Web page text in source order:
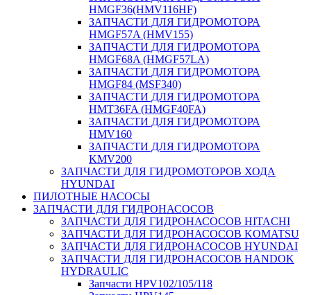
HMGF36(HMV116HF)
ЗАПЧАСТИ ДЛЯ ГИДРОМОТОРА
HMGF57A (HMV155)
ЗАПЧАСТИ ДЛЯ ГИДРОМОТОРА
HMGF68A (HMGF57LA)
ЗАПЧАСТИ ДЛЯ ГИДРОМОТОРА
HMGF84 (MSF340)
ЗАПЧАСТИ ДЛЯ ГИДРОМОТОРА
HMT36FA (HMGF40FA)
ЗАПЧАСТИ ДЛЯ ГИДРОМОТОРА
HMV160
ЗАПЧАСТИ ДЛЯ ГИДРОМОТОРА
KMV200
ЗАПЧАСТИ ДЛЯ ГИДРОМОТОРОВ ХОДА
HYUNDAI
ПИЛОТНЫЕ НАСОСЫ
ЗАПЧАСТИ ДЛЯ ГИДРОНАСОСОВ
ЗАПЧАСТИ ДЛЯ ГИДРОНАСОСОВ HITACHI
ЗАПЧАСТИ ДЛЯ ГИДРОНАСОСОВ KOMATSU
ЗАПЧАСТИ ДЛЯ ГИДРОНАСОСОВ HYUNDAI
ЗАПЧАСТИ ДЛЯ ГИДРОНАСОСОВ HANDOK
HYDRAULIC
Запчасти HPV102/105/118